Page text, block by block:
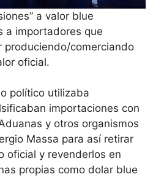
a valor blue
a importadores que
produciendo/comerciando
oficial.
político utilizaba
importaciones con
y otros organismos
Massa para así retirar
oficial y revenderlos en
propias como dolar blue